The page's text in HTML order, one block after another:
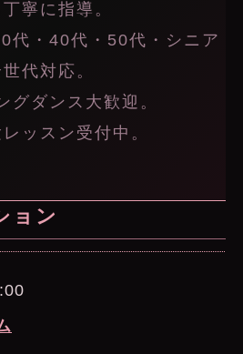
寧に指導。
代・40代・50代・シニア
代対応。
グダンス大歓迎。
ッスン受付中。
ョン